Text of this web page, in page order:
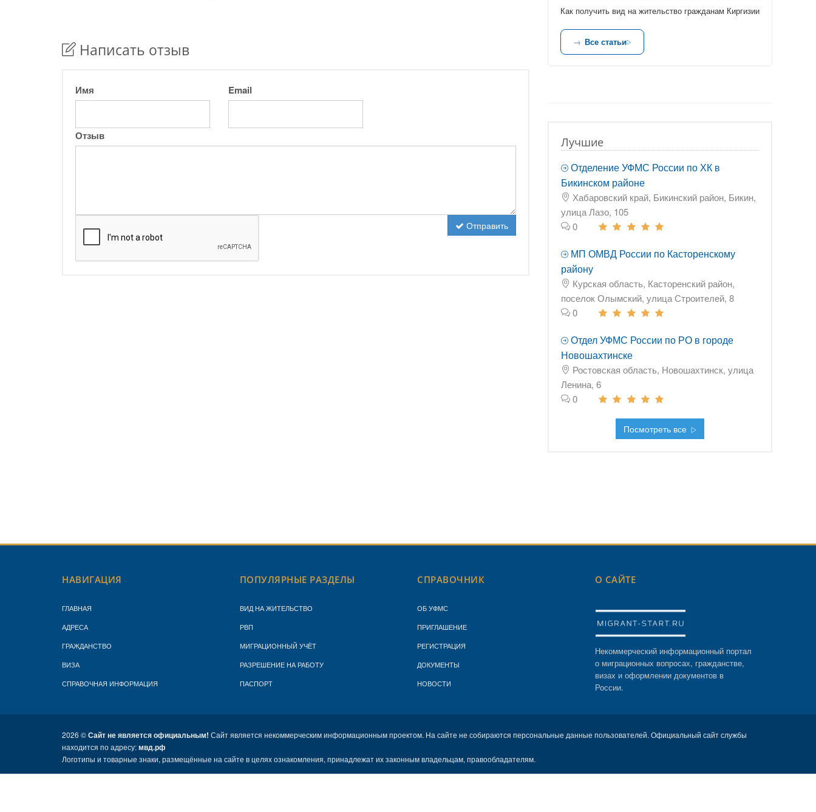
Написать отзыв
Имя Email
Отзыв
Отправить
Как получить вид на жительство гражданам Киргизии
Все статьи
Лучшие
Отделение УФМС России по ХК в
Бикинском районе
Хабаровский край, Бикинский район, Бикин,
улица Лазо, 105
0
МП ОМВД России по Касторенскому
району
Курская область, Касторенский район,
поселок Олымский, улица Строителей, 8
0
Отдел УФМС России по РО в городе
Новошахтинске
Ростовская область, Новошахтинск, улица
Ленина, 6
0
Посмотреть все
НАВИГАЦИЯ
ГЛАВНАЯ
АДРЕСА
ГРАЖДАНСТВО
ВИЗА
СПРАВОЧНАЯ ИНФОРМАЦИЯ
ПОПУЛЯРНЫЕ РАЗДЕЛЫ
ВИД НА ЖИТЕЛЬСТВО
РВП
МИГРАЦИОННЫЙ УЧЁТ
РАЗРЕШЕНИЕ НА РАБОТУ
ПАСПОРТ
СПРАВОЧНИК
ОБ УФМС
ПРИГЛАШЕНИЕ
РЕГИСТРАЦИЯ
ДОКУМЕНТЫ
НОВОСТИ
О САЙТЕ
Некоммерческий информационный портал
о миграционных вопросах, гражданстве,
визах и оформлении документов в
России.
2026 ©Сайт не является официальным! Сайт является некоммерческим информационным проектом. На сайте не собираются персональные данные пользователей. Официальный сайт службы
находится по адресу:мвд.рф
Логотипы и товарные знаки, размещённые на сайте в целях ознакомления, принадлежат их законным владельцам, правообладателям.